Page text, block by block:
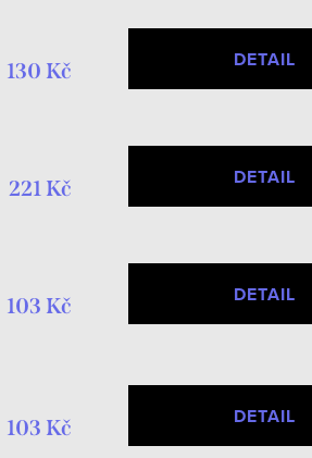
130 Kč DETAIL
221 Kč DETAIL
103 Kč DETAIL
103 Kč DETAIL